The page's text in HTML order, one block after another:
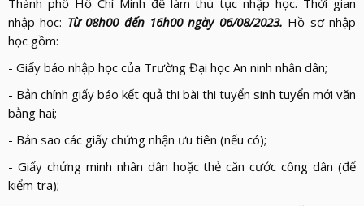
nhập học: Từ 08h00 đến 16h00 ngày 06/08/2023. Hồ sơ nhập
học gồm:
- Giấy báo nhập học của Trường Đại học An ninh nhân dân;
- Bản chính giấy báo kết quả thi bài thi tuyển sinh tuyển mới văn
bằng hai;
- Bản sao các giấy chứng nhận ưu tiên (nếu có);
- Giấy chứng minh nhân dân hoặc thẻ căn cước công dân (để
kiểm tra);